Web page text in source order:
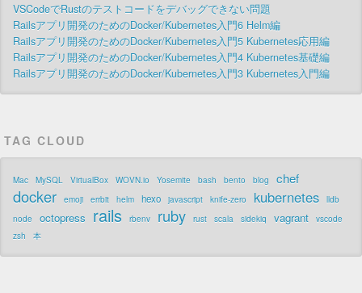
VSCodeでRustのテストコードをデバッグできない問題
Railsアプリ開発のためのDocker/Kubernetes入門6 Helm編
Railsアプリ開発のためのDocker/Kubernetes入門5 Kubernetes応用編
Railsアプリ開発のためのDocker/Kubernetes入門4 Kubernetes基礎編
Railsアプリ開発のためのDocker/Kubernetes入門3 Kubernetes入門編
TAG CLOUD
Mac MySQL VirtualBox WOVN.io Yosemite bash bento blog chef
docker emoji errbit helm hexo javascript knife-zero kubernetes
lldb
node
octopress rails rbenv ruby rust scala sidekiq vagrant
vscode
zsh
本